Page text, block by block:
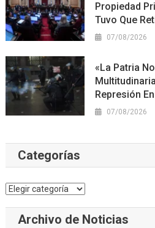
Propiedad
Tuvo Que
07/08/2026
«La Patria
Represión
07/08/2026
Categorías
Categorías
Archivo de Noticias